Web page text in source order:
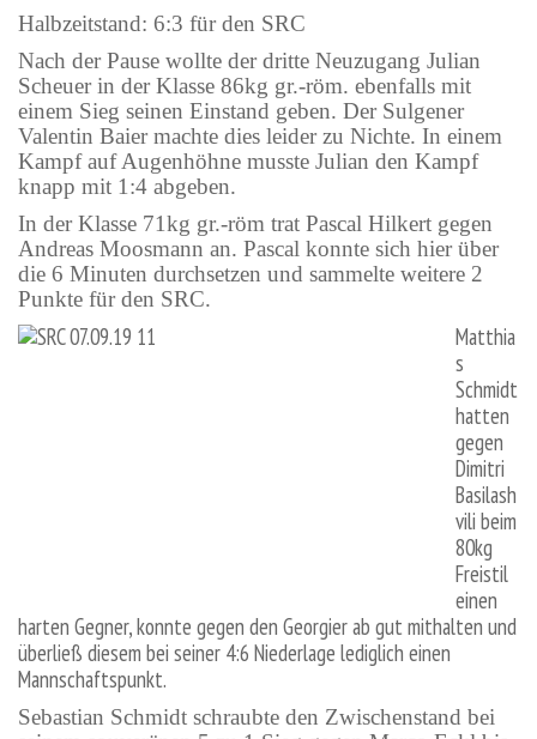
Halbzeitstand: 6:3 für den SRC
Nach der Pause wollte der dritte Neuzugang Julian
Scheuer in der Klasse 86kg gr.-röm. ebenfalls mit
einem Sieg seinen Einstand geben. Der Sulgener
Valentin Baier machte dies leider zu Nichte. In einem
Kampf auf Augenhöhne musste Julian den Kampf
knapp mit 1:4 abgeben.
In der Klasse 71kg gr.-röm trat Pascal Hilkert gegen
Andreas Moosmann an. Pascal konnte sich hier über
die 6 Minuten durchsetzen und sammelte weitere 2
Punkte für den SRC.
Matthia
s
Schmidt
hatten
gegen
Dimitri
Basilash
vili beim
80kg
Freistil
einen
harten Gegner, konnte gegen den Georgier ab gut mithalten und
überließ diesem bei seiner 4:6 Niederlage lediglich einen
Mannschaftspunkt.
Sebastian Schmidt schraubte den Zwischenstand bei